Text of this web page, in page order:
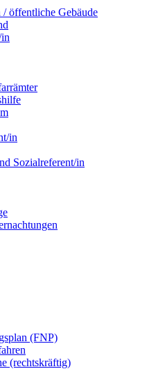
/ öffentliche Gebäude
in
Sozialreferent/in
(FNP)
(rechtskräftig)